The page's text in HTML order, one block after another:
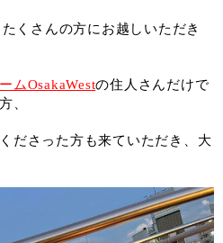
くさんの方にお越しいただき
ムOsakaWestの住人さんだけで
、
ださった方も来ていただき、大